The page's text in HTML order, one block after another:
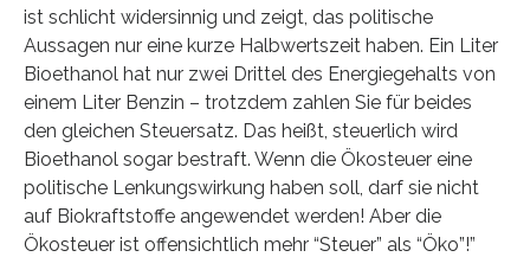
ist schlicht widersinnig und zeigt, das politische
Aussagen nur eine kurze Halbwertszeit haben. Ein Liter
Bioethanol hat nur zwei Drittel des Energiegehalts von
einem Liter Benzin – trotzdem zahlen Sie für beides
den gleichen Steuersatz. Das heißt, steuerlich wird
Bioethanol sogar bestraft. Wenn die Ökosteuer eine
politische Lenkungswirkung haben soll, darf sie nicht
auf Biokraftstoffe angewendet werden! Aber die
Ökosteuer ist offensichtlich mehr “Steuer” als “Öko”!”